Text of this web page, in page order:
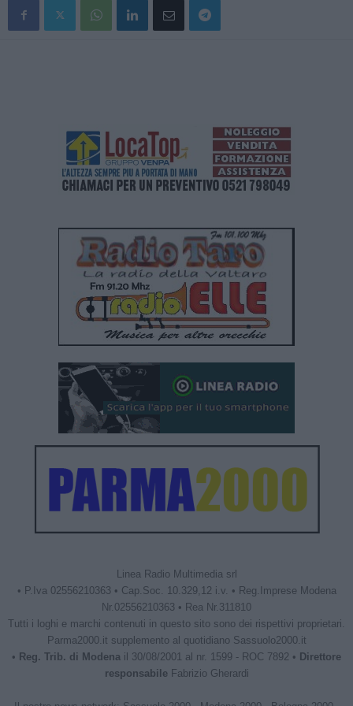
Linea Radio Multimedia srl
• P.Iva 02556210363 • Cap.Soc. 10.329,12 i.v. • Reg.Imprese Modena
Nr.02556210363 • Rea Nr.311810
Tutti i loghi e marchi contenuti in questo sito sono dei rispettivi proprietari.
Parma2000.it supplemento al quotidiano Sassuolo2000.it
• Reg. Trib. di Modena il 30/08/2001 al nr. 1599 - ROC 7892 • Direttore
responsabileFabrizio Gherardi